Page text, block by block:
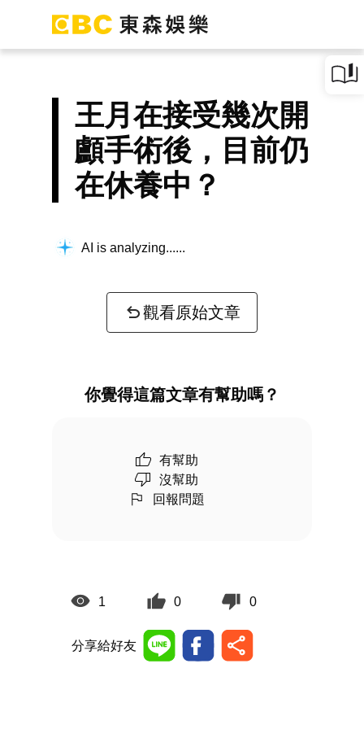
王月在接受幾次開
顱手術後，目前仍
在休養中？
AI is analyzing...
觀看原始文章
你覺得這篇文章有幫助嗎？
有幫助
沒幫助
回報問題
1 0 0
分享給好友